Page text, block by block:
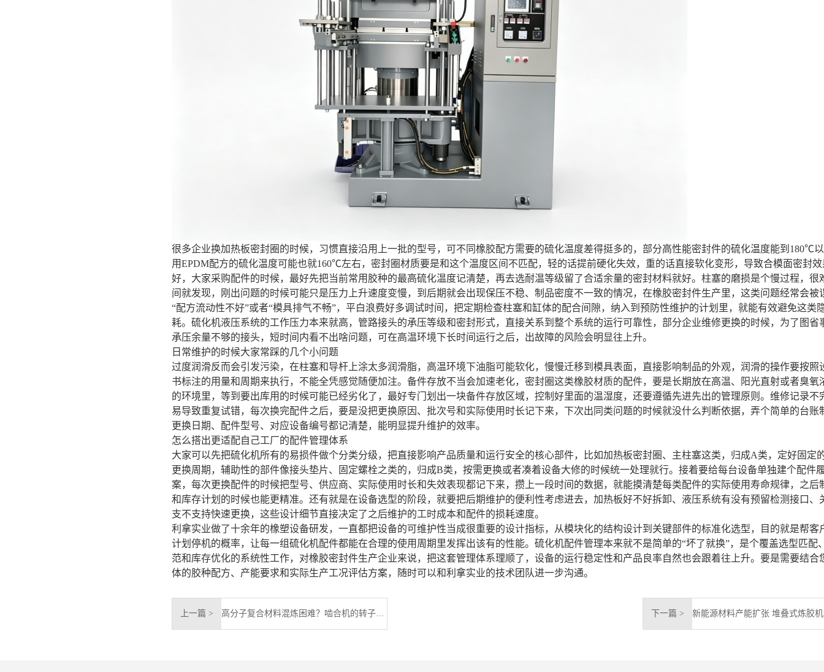
很多企业换加热板密封圈的时候，习惯直接沿用上一批的型号，可不同橡胶配方需要的硫化温度差得挺多的，部分高性能密封件的硫化温度能到180℃
用EPDM配方的硫化温度可能也就160℃左右，密封圈材质要是和这个温度区间不匹配，轻的话提前硬化失效，重的话直接软化变形，导致合模面密封
好，大家采购配件的时候，最好先把当前常用胶种的最高硫化温度记清楚，再去选耐温等级留了合适余量的密封材料就好。柱塞的磨损是个慢过程，很
间就发现，刚出问题的时候可能只是压力上升速度变慢，到后期就会出现保压不稳、制品密度不一致的情况，在橡胶密封件生产里，这类问题经常会被
“配方流动性不好”或者“模具排气不畅”，平白浪费好多调试时间，把定期检查柱塞和缸体的配合间隙，纳入到预防性维护的计划里，就能有效避免这类
耗。硫化机液压系统的工作压力本来就高，管路接头的承压等级和密封形式，直接关系到整个系统的运行可靠性，部分企业维修更换的时候，为了图省
承压余量不够的接头，短时间内看不出啥问题，可在高温环境下长时间运行之后，出故障的风险会明显往上升。
日常维护的时候大家常踩的几个小问题
过度润滑反而会引发污染，在柱塞和导杆上涂太多润滑脂，高温环境下油脂可能软化，慢慢迁移到模具表面，直接影响制品的外观，润滑的操作要按照
书标注的用量和周期来执行，不能全凭感觉随便加注。备件存放不当会加速老化，密封圈这类橡胶材质的配件，要是长期放在高温、阳光直射或者臭氧
的环境里，等到要出库用的时候可能已经劣化了，最好专门划出一块备件存放区域，控制好里面的温湿度，还要遵循先进先出的管理原则。维修记录不
易导致重复试错，每次换完配件之后，要是没把更换原因、批次号和实际使用时长记下来，下次出同类问题的时候就没什么判断依据，弄个简单的台账
更换日期、配件型号、对应设备编号都记清楚，能明显提升维护的效率。
怎么搭出更适配自己工厂的配件管理体系
大家可以先把硫化机所有的易损件做个分类分级，把直接影响产品质量和运行安全的核心部件，比如加热板密封圈、主柱塞这类，归成A类，定好固定
更换周期，辅助性的部件像接头垫片、固定螺栓之类的，归成B类，按需更换或者凑着设备大修的时候统一处理就行。接着要给每台设备单独建个配件
案，每次更换配件的时候把型号、供应商、实际使用时长和失效表现都记下来，攒上一段时间的数据，就能摸清楚每类配件的实际使用寿命规律，之后
和库存计划的时候也能更精准。还有就是在设备选型的阶段，就要把后期维护的便利性考虑进去，加热板好不好拆卸、液压系统有没有预留检测接口、
支不支持快速更换，这些设计细节直接决定了之后维护的工时成本和配件的损耗速度。
利拿实业做了十余年的橡塑设备研发，一直都把设备的可维护性当成很重要的设计指标，从模块化的结构设计到关键部件的标准化选型，目的就是帮客
计划停机的概率，让每一组硫化机配件都能在合理的使用周期里发挥出该有的性能。硫化机配件管理本来就不是简单的“坏了就换”，是个覆盖选型匹配
范和库存优化的系统性工作，对橡胶密封件生产企业来说，把这套管理体系理顺了，设备的运行稳定性和产品良率自然也会跟着往上升。要是需要结合
体的胶种配方、产能要求和实际生产工况评估方案，随时可以和利拿实业的技术团队进一步沟通。
上一篇 > 高分子复合材料混炼困难？啮合机的转子与温控配置常被忽视 下一篇 >